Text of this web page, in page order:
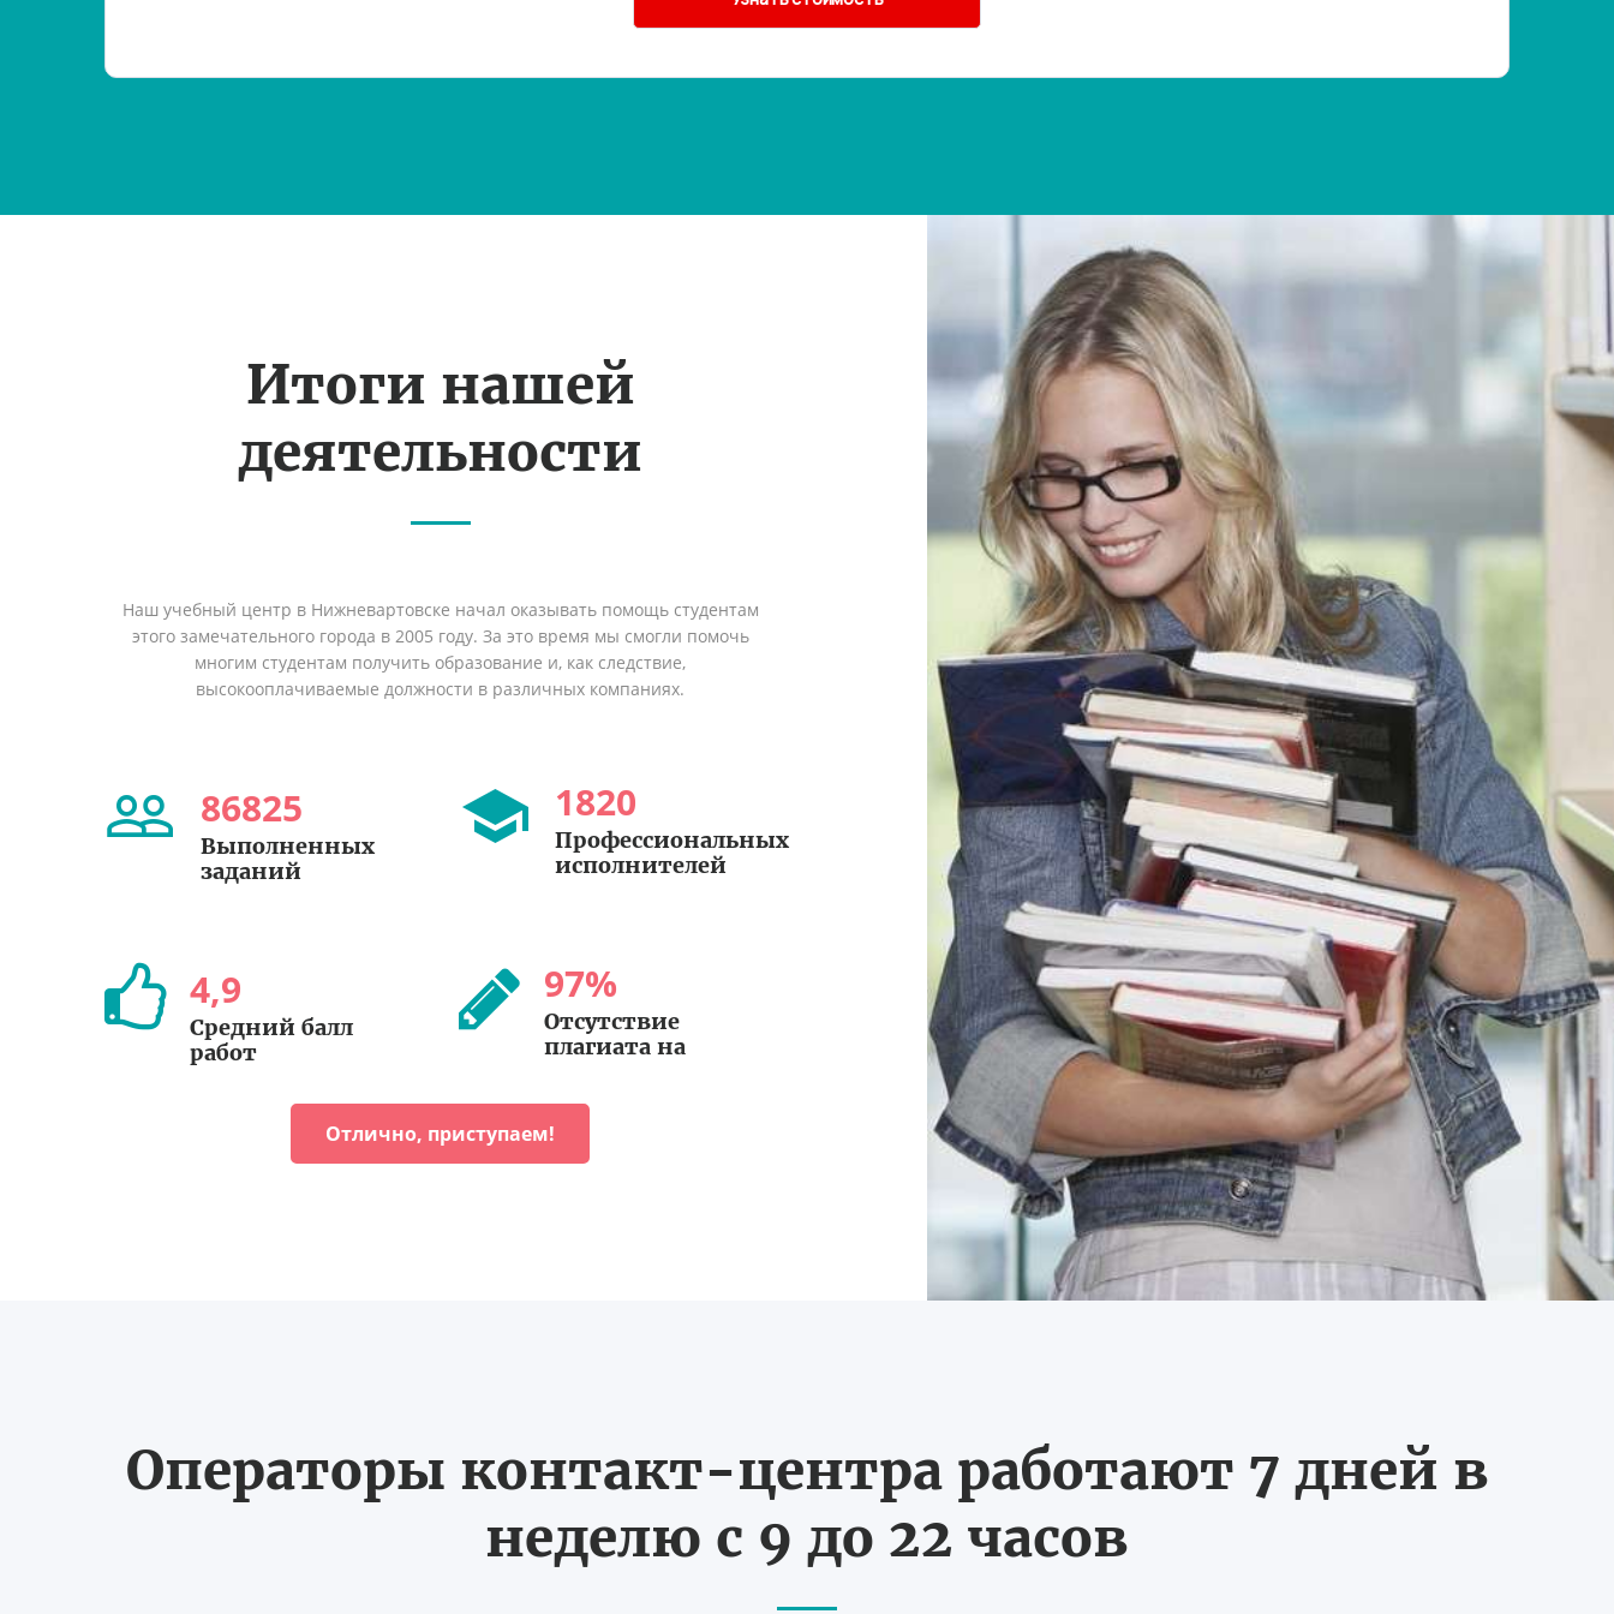
Итоги нашей
деятельности
Наш учебный центр в Нижневартовске начал оказывать помощь студентам
этого замечательного города в 2005 году. За это время мы смогли помочь
многим студентам получить образование и, как следствие,
высокооплачиваемые должности в различных компаниях.
86825
Выполненных
заданий
1820
Профессиональных
исполнителей
4,9
Средний балл
работ
97%
Отсутствие
плагиата на
Отлично, приступаем!
Операторы контакт-центра работают 7 дней в
неделю с 9 до 22 часов